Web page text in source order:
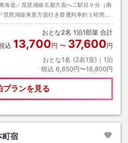
海道／琵琶湖線京都方面へ二駅目９分（南
琵琶湖線米原方面行き普通列車約１時間
道／琵琶湖線南彦根駅西口から徒歩１分で
おとな2名 1泊1部屋 合計
込 13,700円 〜 37,600円
おとな1名 (2名1室)｜ 1泊
税込 6,850円〜18,800円
プランを見る
宿